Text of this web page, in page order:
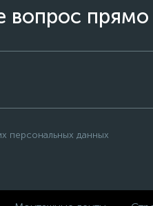
вопрос прямо
персональных данных